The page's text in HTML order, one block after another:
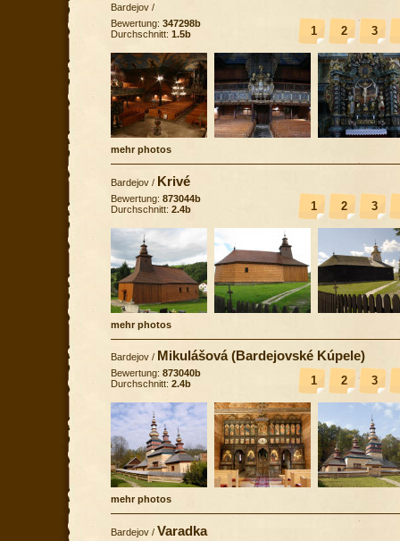
Bardejov /
1 2 3
Bewertung: 347298b
Durchschnitt: 1.5b
mehr photos
Bardejov / Krivé
1 2 3
Bewertung: 873044b
Durchschnitt: 2.4b
mehr photos
Bardejov / Mikulášová (Bardejovské Kúpele)
1 2 3
Bewertung: 873040b
Durchschnitt: 2.4b
mehr photos
Bardejov / Varadka